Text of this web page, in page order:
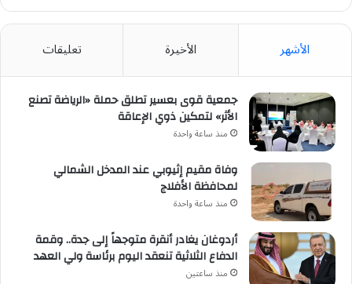
الأشهر الأخيرة تعليقات
جمعية قوى بعسير تطلق حملة «الرياضة تصنع
الأثر» لتمكين ذوي الإعاقة
منذ ساعة واحدة
وفاة مقيم إثيوبي عند المدخل الشمالي
لمحافظة الأفلاج
منذ ساعة واحدة
أردوغان يغادر أنقرة متوجهاً إلى جدة.. وقمة
الدفاع الثلاثية تنعقد اليوم برئاسة ولي العهد
منذ ساعتين